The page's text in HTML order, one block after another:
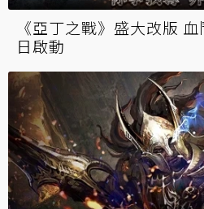
《亞丁之戰》盛大改版
日啟動